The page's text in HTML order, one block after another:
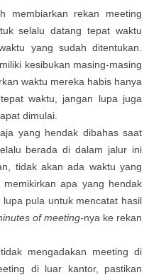
membiarkan rekan meeting
selalu datang tepat waktu
yang sudah ditentukan.
kesibukan masing-masing
waktu mereka habis hanya
waktu, jangan lupa juga
dimulai.
yang hendak dibahas saat
berada di dalam jalur ini
tidak akan ada waktu yang
apa yang hendak
pula untuk mencatat hasil
of meeting-nya ke rekan
mengadakan meeting di
di luar kantor, pastikan